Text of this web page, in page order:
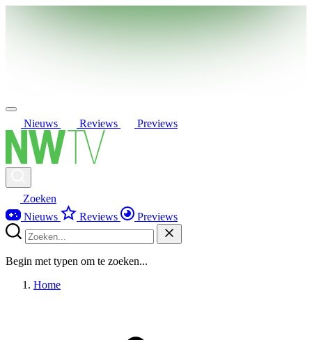
Nieuws Reviews Previews
Zoeken
Nieuws
Reviews Previews
Begin met typen om te zoeken...
Home